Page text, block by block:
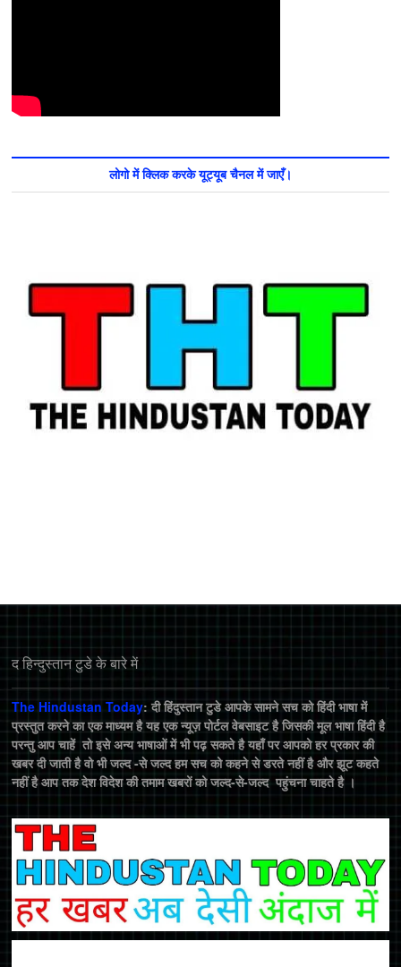
लोगो में क्लिक करके यूट्यूब चैनल में जाएँ।
द हिन्‍दुस्‍तान टुडे के बारे में
The Hindustan Today: दी हिंदुस्तान टुडे आपके सामने सच को हिंदी भाषा में
प्रस्तुत करने का एक माध्यम है यह एक न्यूज़ पोर्टल वेबसाइट है जिसकी मूल भाषा हिंदी है
परन्तु आप चाहें तो इसे अन्य भाषाओं में भी पढ़ सकते है यहाँ पर आपको हर प्रकार की
खबर दी जाती है वो भी जल्द -से जल्द हम सच को कहने से डरते नहीं है और झूट कहते
नहीं है आप तक देश विदेश की तमाम खबरों को जल्द-से-जल्द पहुंचना चाहते है ।